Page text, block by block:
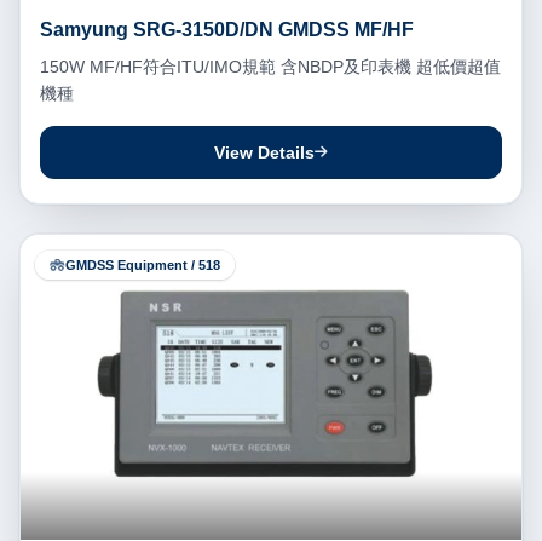
Samyung SRG-3150D/DN GMDSS MF/HF
150W MF/HF符合ITU/IMO規範 含NBDP及印表機 超低價超值
機種
View Details
GMDSS Equipment / 518